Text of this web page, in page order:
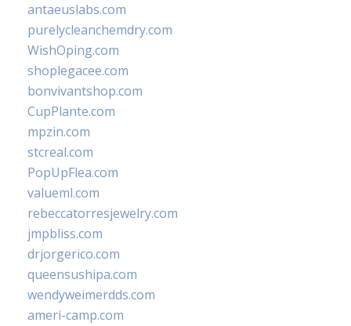
antaeuslabs.com
purelycleanchemdry.com
WishOping.com
shoplegacee.com
bonvivantshop.com
CupPlante.com
mpzin.com
stcreal.com
PopUpFlea.com
valueml.com
rebeccatorresjewelry.com
jmpbliss.com
drjorgerico.com
queensushipa.com
wendyweimerdds.com
ameri-camp.com